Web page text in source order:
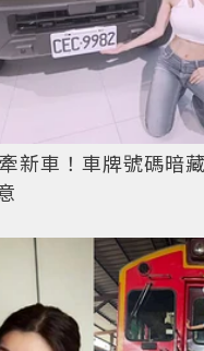
新車！車牌號碼暗